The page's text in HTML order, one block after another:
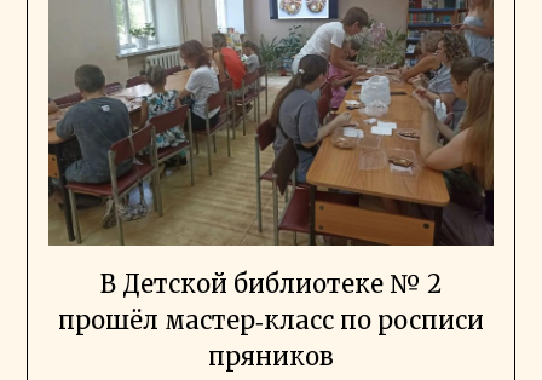
В Детской библиотеке № 2
прошёл мастер‑класс по росписи
пряников